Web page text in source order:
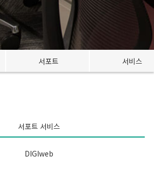
서포트 서비스
서포트 서비스
DIGIweb